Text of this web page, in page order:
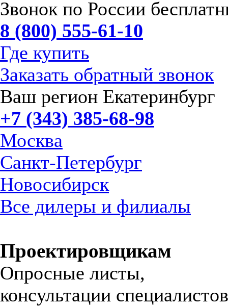
Звонок по России
8 (800) 555-61-10
Где купить
Заказать обратный звонок
Ваш регион Екатеринбург
+7 (343) 385-68-98
Москва
Санкт-Петербург
Новосибирск
Все дилеры и филиалы
Проектировщикам
Опросные листы,
консультации